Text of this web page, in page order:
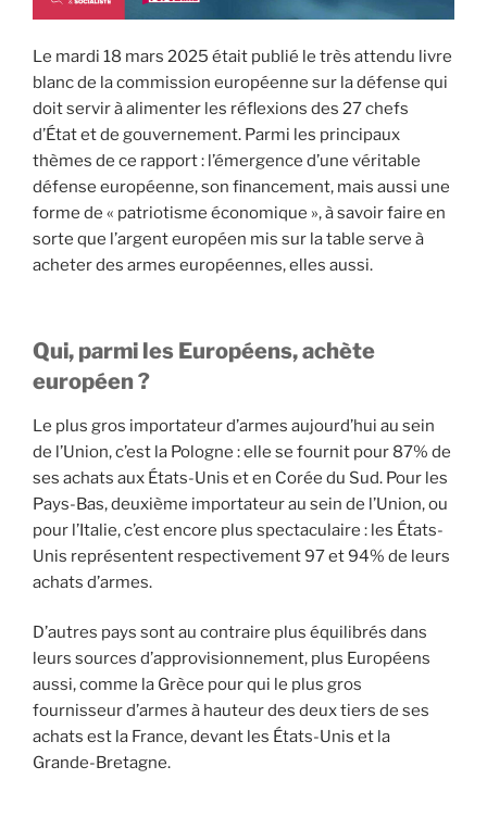
Le mardi 18 mars 2025 était publié le très attendu livre
blanc de la commission européenne sur la défense qui
doit servir à alimenter les réflexions des 27 chefs
d’État et de gouvernement. Parmi les principaux
thèmes de ce rapport : l’émergence d’une véritable
défense européenne, son financement, mais aussi une
forme de « patriotisme économique », à savoir faire en
sorte que l’argent européen mis sur la table serve à
acheter des armes européennes, elles aussi.
Qui, parmi les Européens, achète
européen ?
Le plus gros importateur d’armes aujourd’hui au sein
de l’Union, c’est la Pologne : elle se fournit pour 87% de
ses achats aux États-Unis et en Corée du Sud. Pour les
Pays-Bas, deuxième importateur au sein de l’Union, ou
pour l’Italie, c’est encore plus spectaculaire : les États-
Unis représentent respectivement 97 et 94% de leurs
achats d’armes.
D’autres pays sont au contraire plus équilibrés dans
leurs sources d’approvisionnement, plus Européens
aussi, comme la Grèce pour qui le plus gros
fournisseur d’armes à hauteur des deux tiers de ses
achats est la France, devant les États-Unis et la
Grande-Bretagne.